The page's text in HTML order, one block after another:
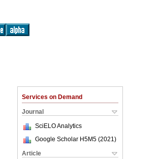
Services on Demand
Journal
SciELO Analytics
Google Scholar H5M5 (2021 )
Article